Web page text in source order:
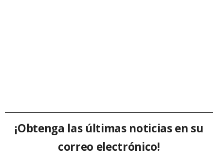
¡Obtenga las últimas noticias en su
correo electrónico!